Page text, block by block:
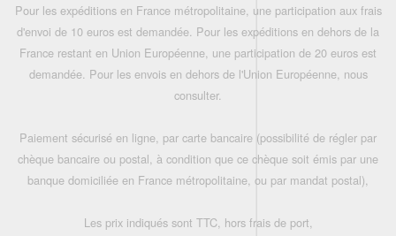
Pour les expéditions en France métropolitaine, une participation aux frais
d'envoi de 10 euros est demandée. Pour les expéditions en dehors de la
France restant en Union Européenne, une participation de 20 euros est
demandée. Pour les envois en dehors de l'Union Européenne, nous
consulter.
Paiement sécurisé en ligne, par carte bancaire (possibilité de régler par
chèque bancaire ou postal, à condition que ce chèque soit émis par une
banque domiciliée en France métropolitaine, ou par mandat postal),
Les prix indiqués sont TTC, hors frais de port,